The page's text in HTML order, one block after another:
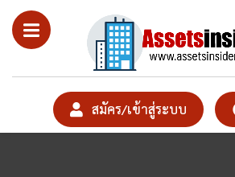
สมัคร/เข้าสู่ระบบ